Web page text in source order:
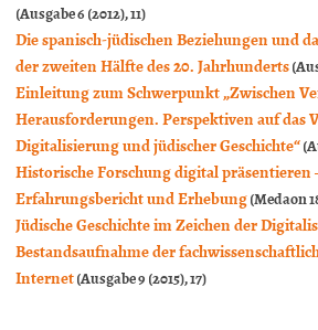
(Ausgabe 6 (2012), 11)
Die spanisch-jüdischen Beziehungen und
der zweiten Hälfte des 20. Jahrhunderts
Einleitung zum Schwerpunkt „Zwischen
Herausforderungen. Perspektiven auf das
Digitalisierung und jüdischer Geschichte“
Historische Forschung digital präsentieren
Erfahrungsbericht und Erhebung(Medaon
Jüdische Geschichte im Zeichen der
Bestandsaufnahme der
Internet(Ausgabe 9 (2015), 17)